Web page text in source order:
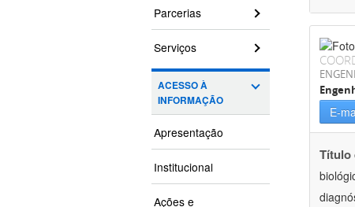
Parcerias
Serviços
ACESSO À
INFORMAÇÃO
Apresentação
Institucional
Ações e
E-
Título